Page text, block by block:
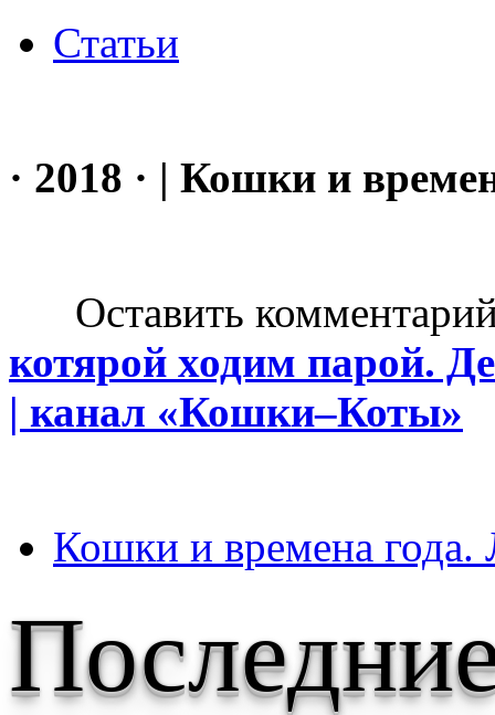
Статьи
· 2018 · | Кошки и
Оставить комментарий
котярой ходим парой.
| канал «Кошки–Коты»
Кошки и времена года.